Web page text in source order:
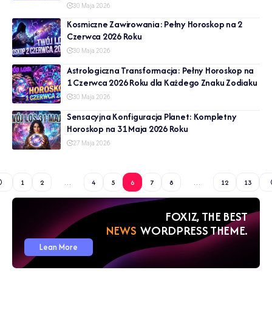
30 Maja 2026
Kosmiczne Zawirowania: Pełny Horoskop na 2
Czerwca 2026 Roku
30 Maja 2026
Astrologiczna Transformacja: Pełny Horoskop na
1 Czerwca 2026 Roku dla Każdego Znaku Zodiaku
30 Maja 2026
Sensacyjna Konfiguracja Planet: Kompletny
Horoskop na 31 Maja 2026 Roku
27 Maja 2026
1 2 … 4 5 6 7 8 … 12 13
FOXIZ, THE BEST
NEWS WORDPRESS THEME.
Lean More